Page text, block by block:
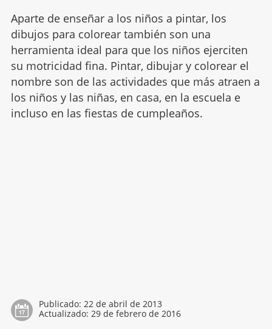
Aparte de enseñar a los niños a pintar, los
dibujos para colorear también son una
herramienta ideal para que los niños ejerciten
su motricidad fina. Pintar, dibujar y colorear el
nombre son de las actividades que más atraen a
los niños y las niñas, en casa, en la escuela e
incluso en las fiestas de cumpleaños.
Publicado: 22 de abril de 2013
Actualizado: 29 de febrero de 2016